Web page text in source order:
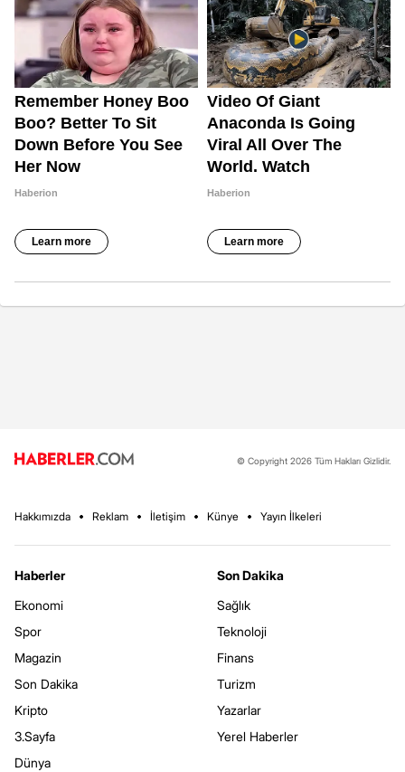
© Copyright 2026 Tüm Hakları Gizlidir.
Hakkımızda Reklam İletişim Künye Yayın İlkeleri
Haberler
Ekonomi
Spor
Magazin
Son Dakika
Kripto
3.Sayfa
Dünya
Son Dakika
Sağlık
Teknoloji
Finans
Turizm
Yazarlar
Yerel Haberler